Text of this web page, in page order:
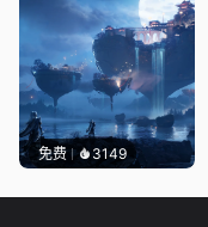
免费 3149